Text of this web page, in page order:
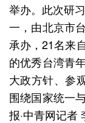
举办。此次研
一，由北京市
承办，21名来
的优秀台湾青
大政方针、参
围绕国家统一
报·中青网记者